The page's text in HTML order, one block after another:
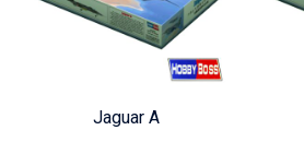
Jaguar A